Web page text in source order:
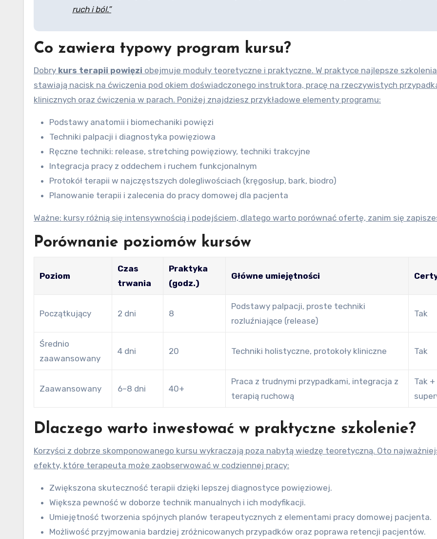
ruch i ból.”
Co zawiera typowy program kursu?
Dobry kurs terapii powięzi obejmuje moduły teoretyczne i praktyczne. W praktyce najlepsze szkolenia
stawiają nacisk na ćwiczenia pod okiem doświadczonego instruktora, pracę na rzeczywistych
klinicznych oraz ćwiczenia w parach. Poniżej znajdziesz przykładowe elementy programu:
Podstawy anatomii i biomechaniki powięzi
Techniki palpacji i diagnostyka powięziowa
Ręczne techniki: release, stretching powięziowy, techniki trakcyjne
Integracja pracy z oddechem i ruchem funkcjonalnym
Protokół terapii w najczęstszych dolegliwościach (kręgosłup, bark, biodro)
Planowanie terapii i zalecenia do pracy domowej dla pacjenta
Ważne: kursy różnią się intensywnością i podejściem, dlatego warto porównać ofertę, zanim się
Porównanie poziomów kursów
Poziom
Czas
trwania
Praktyka
(godz.)
Główne umiejętności
Początkujący 2 dni 8
Podstawy palpacji, proste techniki
rozluźniające (release)
Tak
Średnio
zaawansowany
4 dni 20 Techniki holistyczne, protokoły kliniczne Tak
Zaawansowany 6–8 dni 40+
Praca z trudnymi przypadkami, integracja z
terapią ruchową
Tak +
Dlaczego warto inwestować w praktyczne szkolenie?
Korzyści z dobrze skomponowanego kursu wykraczają poza nabytą wiedzę teoretyczną. Oto
efekty, które terapeuta może zaobserwować w codziennej pracy:
Zwiększona skuteczność terapii dzięki lepszej diagnostyce powięziowej.
Większa pewność w doborze technik manualnych i ich modyfikacji.
Umiejętność tworzenia spójnych planów terapeutycznych z elementami pracy domowej pacjenta.
Możliwość przyjmowania bardziej zróżnicowanych przypadków oraz poprawa retencji pacjentów.